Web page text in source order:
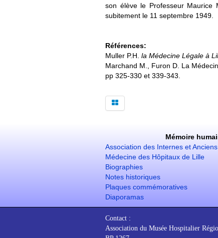
son élève le Professeur Maurice
subitement le 11 septembre 1949.
Références:
Muller P.H. la Médecine Légale à
Marchand M., Furon D. La
pp 325-330 et 339-343.
Mémoire
Association des Internes et
Médecine des Hôpitaux de Lille
Biographies
Notes historiques
Plaques commémoratives
Diaporamas
Contact :
Association du Musée Hospitalier